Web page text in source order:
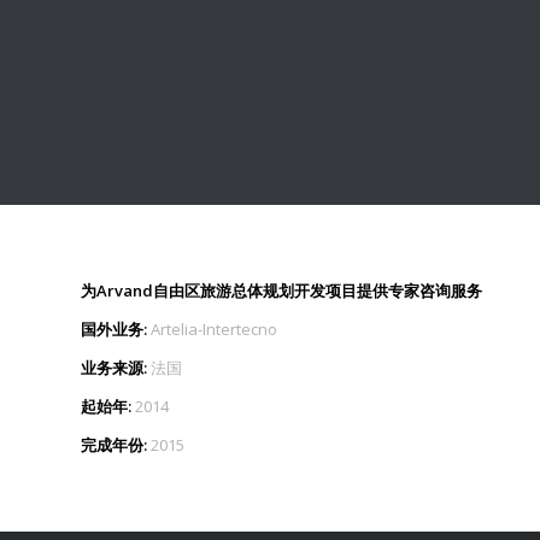
为Arvand自由区旅游总体规划开发项目提供专家咨询服务
国外业务:Artelia-Intertecno
业务来源:法国
起始年:2014
完成年份:2015